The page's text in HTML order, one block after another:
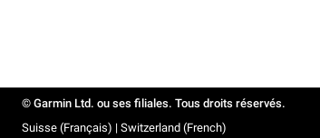
© Garmin Ltd. ou ses filiales. Tous droits réservés.
Suisse (Français) | Switzerland (French)